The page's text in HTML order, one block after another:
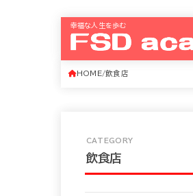
幸福な人生を歩む
HOME 飲食店
飲食店